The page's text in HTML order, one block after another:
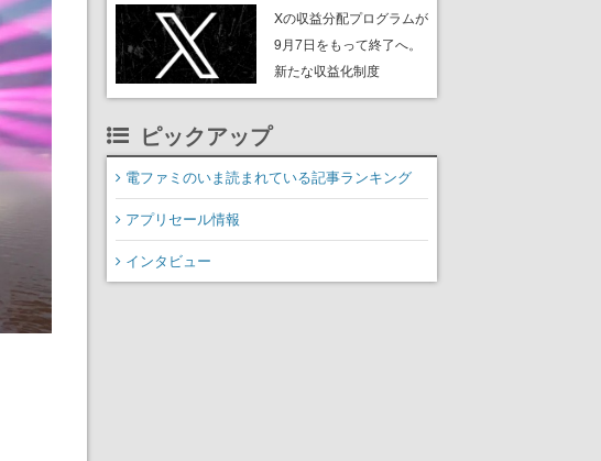
ンペーンなども発表
Xの収益分配プログラムが
9月7日をもって終了へ。
新たな収益化制度
「Original Content
ピックアップ
電ファミのいま読まれている記事ランキング
アプリセール情報
インタビュー